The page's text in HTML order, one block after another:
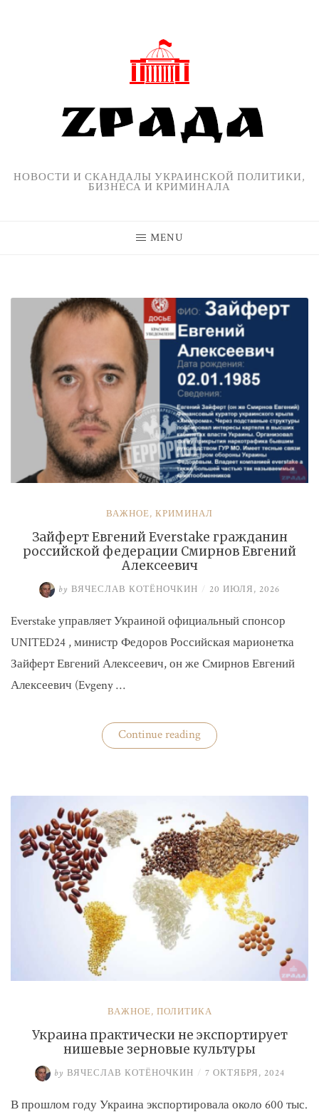
НОВОСТИ И СКАНДАЛЫ УКРАИНСКОЙ ПОЛИТИКИ,
БИЗНЕСА И КРИМИНАЛА
MENU
ВАЖНОЕ, КРИМИНАЛ
Зайферт Евгений Everstake гражданин
российской федерации Смирнов Евгений
Алексеевич
by ВЯЧЕСЛАВ КОТЁНОЧКИН / 20 ИЮЛЯ, 2026
Everstake управляет Украиной официальный спонсор
UNITED24 , министр Федоров Российская марионетка
Зайферт Евгений Алексеевич, он же Смирнов Евгений
Алексеевич (Evgeny …
Continue reading«Зайферт
Евгений
федерации
Евгений
Алексеевич»
ВАЖНОЕ, ПОЛИТИКА
Украина практически не экспортирует
нишевые зерновые культуры
by ВЯЧЕСЛАВ КОТЁНОЧКИН / 7 ОКТЯБРЯ, 2024
В прошлом году Украина экспортировала около 600 тыс.